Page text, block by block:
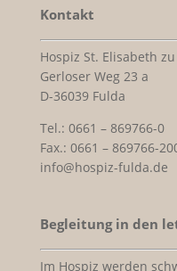
Kontakt
Hospiz St. Elisabeth
Gerloser Weg 23 a
D-36039 Fulda
Tel.: 0661 – 869766-0
Fax.: 0661 – 869766-
info@hospiz-fulda.de
Begleitung in den
Im Hospiz werden